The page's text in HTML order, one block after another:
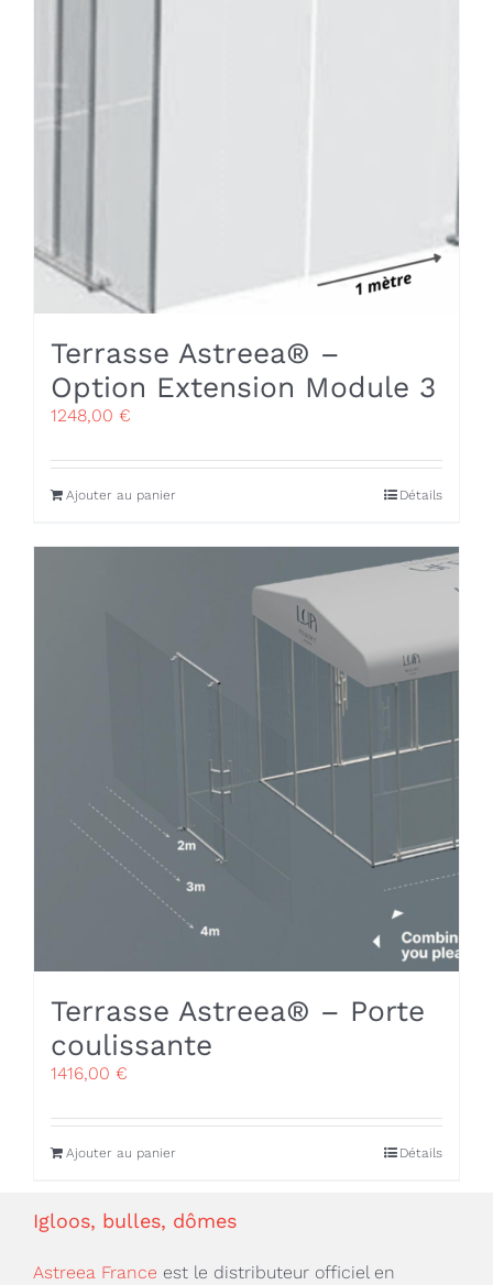
Terrasse Astreea® –
Option Extension Module 3
1248,00 €
Ajouter au panier Détails
Terrasse Astreea® – Porte
coulissante
1416,00 €
Ajouter au panier Détails
Igloos, bulles, dômes
Astreea France est le distributeur officiel en